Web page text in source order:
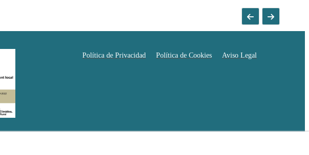
Aviso Legal
Política de Cookies
Política de Privacidad